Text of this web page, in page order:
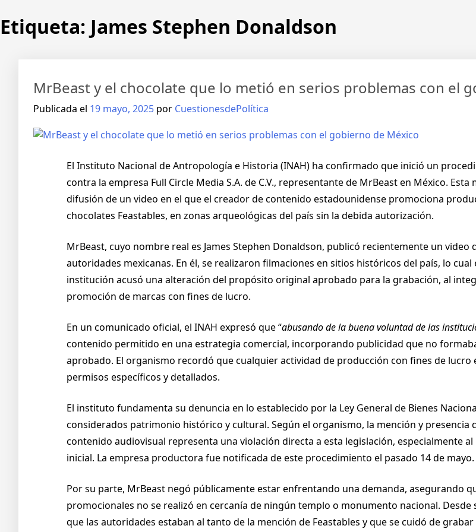
Etiqueta: James Stephen Donaldson
MrBeast y el chocolate que lo metió en serios problemas con el
Publicada el 19 mayo, 2025 por CuestionesdePolítica
El Instituto Nacional de Antropología e Historia (INAH) ha confirmado que inició un
contra la empresa Full Circle Media S.A. de C.V., representante de MrBeast en México.
difusión de un video en el que el creador de contenido estadounidense promociona
chocolates Feastables, en zonas arqueológicas del país sin la debida autorización.
MrBeast, cuyo nombre real es James Stephen Donaldson, publicó recientemente un video
autoridades mexicanas. En él, se realizaron filmaciones en sitios históricos del país, lo cual
institución acusó una alteración del propósito original aprobado para la grabación, al
promoción de marcas con fines de lucro.
En un comunicado oficial, el INAH expresó que “abusando de la buena voluntad de las
contenido permitido en una estrategia comercial, incorporando publicidad que no
aprobado. El organismo recordó que cualquier actividad de producción con fines de
permisos específicos y detallados.
El instituto fundamenta su denuncia en lo establecido por la Ley General de Bienes
considerados patrimonio histórico y cultural. Según el organismo, la mención y
contenido audiovisual representa una violación directa a esta legislación, especialmente
inicial. La empresa productora fue notificada de este procedimiento el pasado 14 de mayo.
Por su parte, MrBeast negó públicamente estar enfrentando una demanda, asegurando
promocionales no se realizó en cercanía de ningún templo o monumento nacional.
que las autoridades estaban al tanto de la mención de Feastables y que se cuidó de